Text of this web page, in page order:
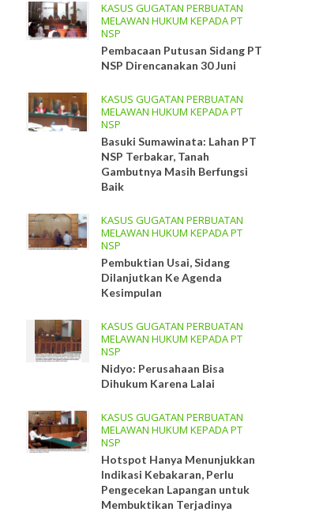
KASUS GUGATAN PERBUATAN
MELAWAN HUKUM KEPADA PT
NSP
Pembacaan Putusan Sidang PT
NSP Direncanakan 30 Juni
KASUS GUGATAN PERBUATAN
MELAWAN HUKUM KEPADA PT
NSP
Basuki Sumawinata: Lahan PT
NSP Terbakar, Tanah
Gambutnya Masih Berfungsi
Baik
KASUS GUGATAN PERBUATAN
MELAWAN HUKUM KEPADA PT
NSP
Pembuktian Usai, Sidang
Dilanjutkan Ke Agenda
Kesimpulan
KASUS GUGATAN PERBUATAN
MELAWAN HUKUM KEPADA PT
NSP
Nidyo: Perusahaan Bisa
Dihukum Karena Lalai
KASUS GUGATAN PERBUATAN
MELAWAN HUKUM KEPADA PT
NSP
Hotspot Hanya Menunjukkan
Indikasi Kebakaran, Perlu
Pengecekan Lapangan untuk
Membuktikan Terjadinya